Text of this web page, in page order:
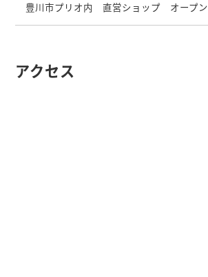
豊川市プリオ内 直営ショップ オープン
アクセス